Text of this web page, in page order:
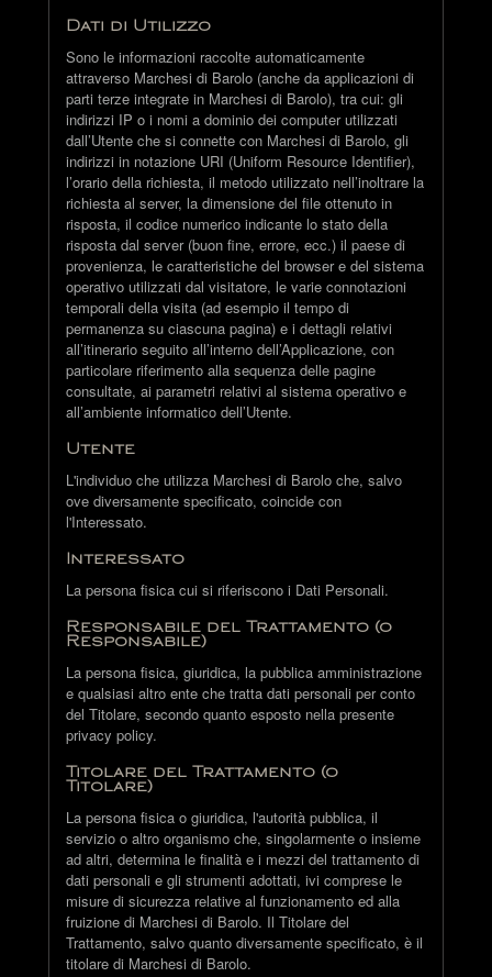
Dati di Utilizzo
Sono le informazioni raccolte automaticamente
attraverso Marchesi di Barolo (anche da applicazioni di
parti terze integrate in Marchesi di Barolo), tra cui: gli
indirizzi IP o i nomi a dominio dei computer utilizzati
dall’Utente che si connette con Marchesi di Barolo, gli
indirizzi in notazione URI (Uniform Resource Identifier),
l’orario della richiesta, il metodo utilizzato nell’inoltrare la
richiesta al server, la dimensione del file ottenuto in
risposta, il codice numerico indicante lo stato della
risposta dal server (buon fine, errore, ecc.) il paese di
provenienza, le caratteristiche del browser e del sistema
operativo utilizzati dal visitatore, le varie connotazioni
temporali della visita (ad esempio il tempo di
permanenza su ciascuna pagina) e i dettagli relativi
all’itinerario seguito all’interno dell’Applicazione, con
particolare riferimento alla sequenza delle pagine
consultate, ai parametri relativi al sistema operativo e
all’ambiente informatico dell’Utente.
Utente
L'individuo che utilizza Marchesi di Barolo che, salvo
ove diversamente specificato, coincide con
l'Interessato.
Interessato
La persona fisica cui si riferiscono i Dati Personali.
Responsabile del Trattamento (o
Responsabile)
La persona fisica, giuridica, la pubblica amministrazione
e qualsiasi altro ente che tratta dati personali per conto
del Titolare, secondo quanto esposto nella presente
privacy policy.
Titolare del Trattamento (o
Titolare)
La persona fisica o giuridica, l'autorità pubblica, il
servizio o altro organismo che, singolarmente o insieme
ad altri, determina le finalità e i mezzi del trattamento di
dati personali e gli strumenti adottati, ivi comprese le
misure di sicurezza relative al funzionamento ed alla
fruizione di Marchesi di Barolo. Il Titolare del
Trattamento, salvo quanto diversamente specificato, è il
titolare di Marchesi di Barolo.